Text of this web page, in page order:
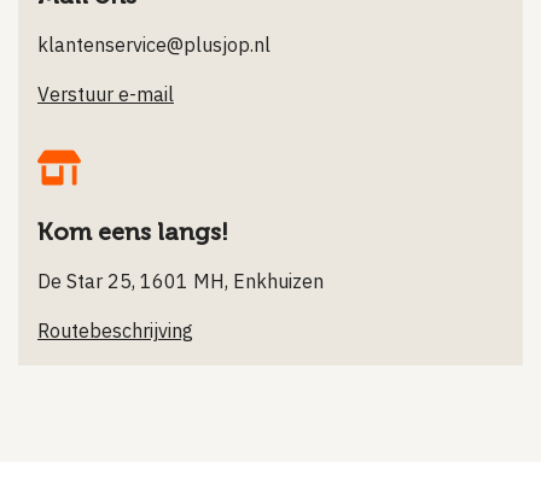
klantenservice@plusjop.nl
Verstuur e-mail
Kom eens langs!
De Star 25, 1601 MH, Enkhuizen
Routebeschrijving